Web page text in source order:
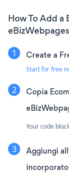
How To Add a
Create a
Start for free
Copia
Your code
Aggiungi